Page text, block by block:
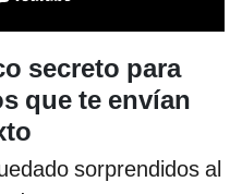
secreto para
que te envían
sorprendidos al